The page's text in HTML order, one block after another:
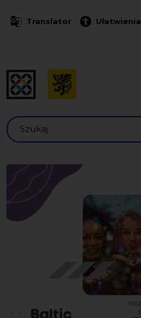
Translator Ułatwienia
Szukaj